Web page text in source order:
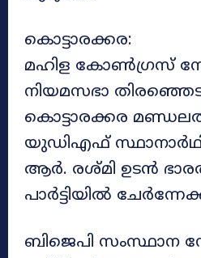
കൊട്ടാരക്കര:
മഹിള കോൺഗ്രസ്
നിയമസഭാ
കൊട്ടാരക്കര
യുഡിഎഫ്
ആർ. രശ്മി ഉടൻ
പാർട്ടിയിൽ
ബിജെപി സംസ്ഥാന